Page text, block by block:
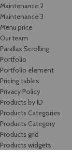
Maintenance 2
Maintenance 3
Menu price
Our team
Parallax Scrolling
Portfolio
Portfolio element
Pricing tables
Privacy Policy
Products by ID
Products Categories
Products Category
Products grid
Products widgets